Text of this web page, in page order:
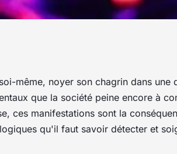
même, noyer son chagrin dans une
que la société peine encore à
ces manifestations sont la
qu'il faut savoir détecter et